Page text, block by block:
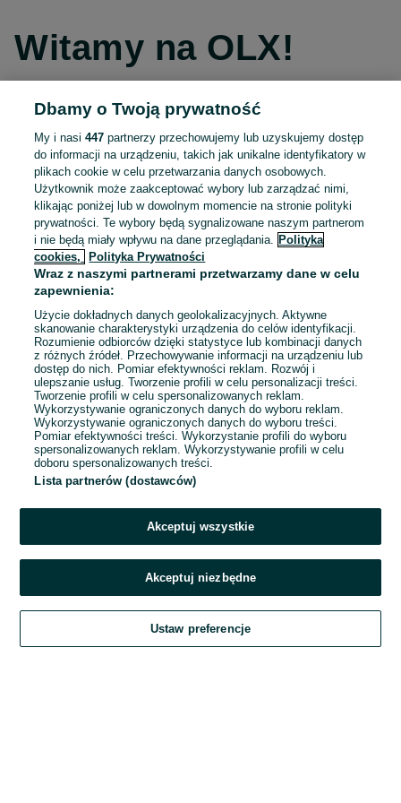
Witamy na OLX!
Kontynuuj przez Facebooka
Kontynuuj przez konto Apple
Kontynuuj przez konto Google
LUB
E-mail
Hasło
Zaloguj się
Kontynuując za pośrednictwem jednego z dostawców wskazanych powyżej,
OLX.pl w jego aktualnym brzmieniu.
Dbamy o Twoją prywatność
My i nasi447 partnerzy przechowujemy lub uzyskujemy dostęp
do informacji na urządzeniu, takich jak unikalne identyfikatory w
plikach cookie w celu przetwarzania danych osobowych.
Użytkownik może zaakceptować wybory lub zarządzać nimi,
klikając poniżej lub w dowolnym momencie na stronie polityki
prywatności. Te wybory będą sygnalizowane naszym partnerom
i nie będą miały wpływu na dane przeglądania.
Polityka
cookies,
Polityka Prywatności
Wraz z naszymi partnerami przetwarzamy dane w celu
zapewnienia:
Użycie dokładnych danych geolokalizacyjnych. Aktywne
skanowanie charakterystyki urządzenia do celów identyfikacji.
Rozumienie odbiorców dzięki statystyce lub kombinacji danych
z różnych źródeł. Przechowywanie informacji na urządzeniu lub
dostęp do nich. Pomiar efektywności reklam. Rozwój i
ulepszanie usług. Tworzenie profili w celu personalizacji treści.
Tworzenie profili w celu spersonalizowanych reklam.
Wykorzystywanie ograniczonych danych do wyboru reklam.
Wykorzystywanie ograniczonych danych do wyboru treści.
Pomiar efektywności treści. Wykorzystanie profili do wyboru
spersonalizowanych reklam. Wykorzystywanie profili w celu
doboru spersonalizowanych treści.
Lista partnerów (dostawców)
Akceptuj wszystkie
Akceptuj niezbędne
Ustaw preferencje